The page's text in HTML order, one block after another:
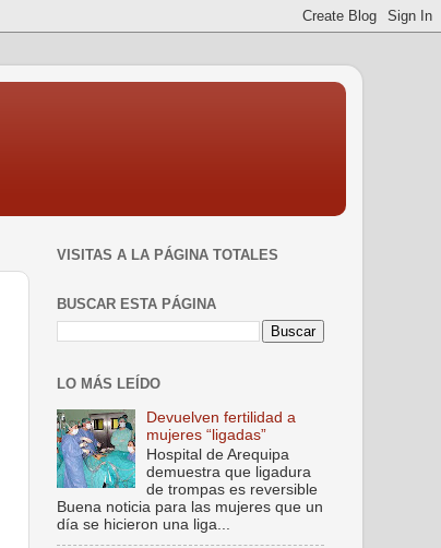
VISITAS A LA PÁGINA TOTALES
BUSCAR ESTA PÁGINA
LO MÁS LEÍDO
Devuelven fertilidad a
mujeres “ligadas”
Hospital de Arequipa
demuestra que ligadura
de trompas es reversible
Buena noticia para las mujeres que un
día se hicieron una liga...